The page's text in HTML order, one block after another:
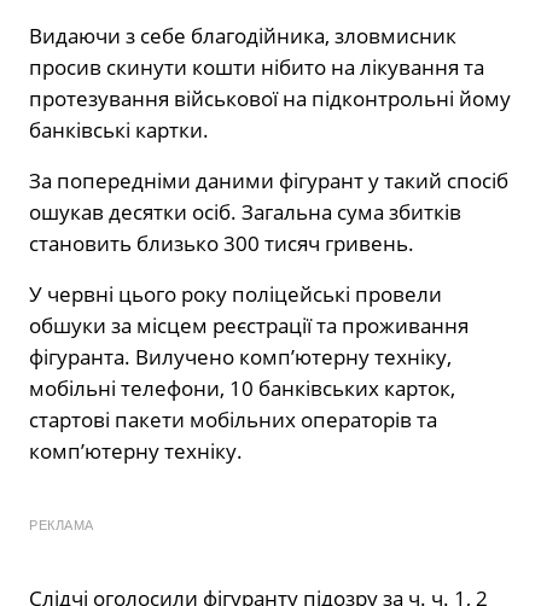
Видаючи з себе благодійника, зловмисник
просив скинути кошти нібито на лікування та
протезування військової на підконтрольні йому
банківські картки.
За попередніми даними фігурант у такий спосіб
ошукав десятки осіб. Загальна сума збитків
становить близько 300 тисяч гривень.
У червні цього року поліцейські провели
обшуки за місцем реєстрації та проживання
фігуранта. Вилучено комп’ютерну техніку,
мобільні телефони, 10 банківських карток,
стартові пакети мобільних операторів та
компʼютерну техніку.
РЕКЛАМА
Слідчі оголосили фігуранту підозру за ч. ч. 1, 2